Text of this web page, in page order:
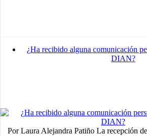
¿Ha recibido alguna comunicación
DIAN?
Por Laura Alejandra Patiño La recepción